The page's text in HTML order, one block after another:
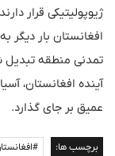
ژیوپولیتیکی قرار
افغانستان بار دیگر
تمدنی منطقه تبدیل
آینده افغانستان،
عمیق بر جای گذارد.
برچسب ها: